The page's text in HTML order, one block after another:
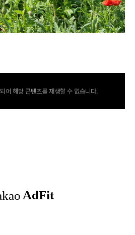
어 해당 콘텐츠를 재생할 수 없습니다.